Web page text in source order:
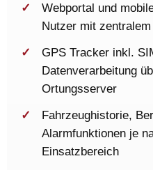
Webportal und
Nutzer mit
GPS Tracker inkl.
Datenverarbeitung
Ortungsserver
Fahrzeughistorie,
Alarmfunktionen je
Einsatzbereich